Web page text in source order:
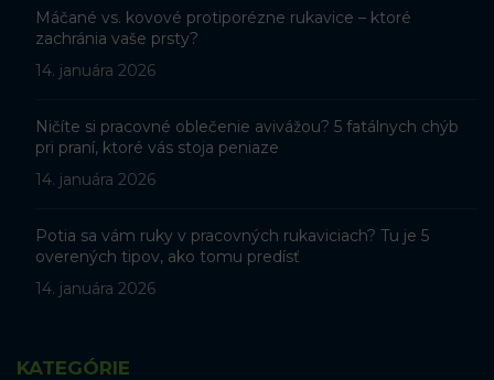
Máčané vs. kovové protiporézne rukavice – ktoré
zachránia vaše prsty?
14. januára 2026
Ničíte si pracovné oblečenie avivážou? 5 fatálnych chýb
pri praní, ktoré vás stoja peniaze
14. januára 2026
Potia sa vám ruky v pracovných rukaviciach? Tu je 5
overených tipov, ako tomu predísť
14. januára 2026
KATEGÓRIE